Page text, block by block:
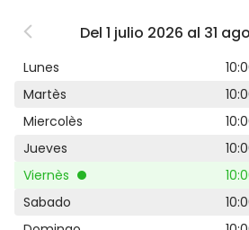
Del 1 julio 2026 al 31
Lunes
Martès
Miercolès
Jueves
Viernès
Sabado